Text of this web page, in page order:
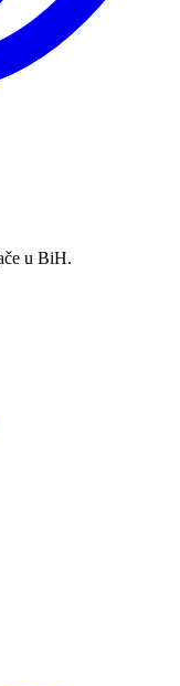
u BiH.